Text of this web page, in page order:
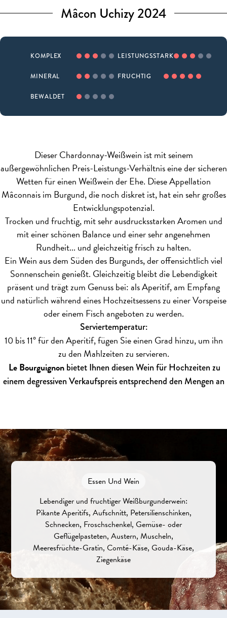
Mâcon Uchizy 2024
KOMPLEX LEISTUNGSSTARK
MINERAL FRUCHTIG
BEWALDET
Dieser Chardonnay-Weißwein ist mit seinem
außergewöhnlichen Preis-Leistungs-Verhältnis eine der sicheren
Wetten für einen Weißwein der Ehe. Diese Appellation
Mâconnais im Burgund, die noch diskret ist, hat ein sehr großes
Entwicklungspotenzial.
Trocken und fruchtig, mit sehr ausdrucksstarken Aromen und
mit einer schönen Balance und einer sehr angenehmen
Rundheit... und gleichzeitig frisch zu halten.
Ein Wein aus dem Süden des Burgunds, der offensichtlich viel
Sonnenschein genießt. Gleichzeitig bleibt die Lebendigkeit
präsent und trägt zum Genuss bei: als Aperitif, am Empfang
und natürlich während eines Hochzeitsessens zu einer Vorspeise
oder einem Fisch angeboten zu werden.
Serviertemperatur:
10 bis 11° für den Aperitif, fügen Sie einen Grad hinzu, um ihn
zu den Mahlzeiten zu servieren.
Le Bourguignonbietet Ihnen diesen Wein für Hochzeiten zu
einem degressiven Verkaufspreis entsprechend den Mengen an
Essen Und Wein
Lebendiger und fruchtiger Weißburgunderwein:
Pikante Aperitifs, Aufschnitt, Petersilienschinken,
Schnecken, Froschschenkel, Gemüse- oder
Geflügelpasteten, Austern, Muscheln,
Meeresfrüchte-Gratin, Comté-Käse, Gouda-Käse,
Ziegenkäse